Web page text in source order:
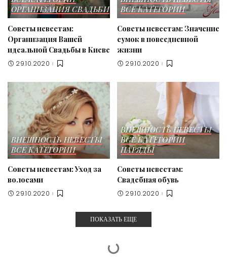
ОРГАНИЗАЦИЯ СВАДЬБИ
Советы невестам:
Организация Вашей
идеальной Свадьбы в Киеве
29.10.2020
ВСЕ КАТЕГОРИИ
Советы невестам: Значение
сумок в повседневной
жизни
29.10.2020
ВНЕШНОСТЬ НЕВЕСТЫ
ВСЕ КАТЕГОРИИ
Советы невестам: Уход за
волосами
29.10.2020
ВНЕШНОСТЬ НЕВЕСТЫ
ВСЕ КАТЕГОРИИ
НАРЯДЫ
Советы невестам:
Свадебная обувь
29.10.2020
ПОКАЗАТЬ ЕЩЕ